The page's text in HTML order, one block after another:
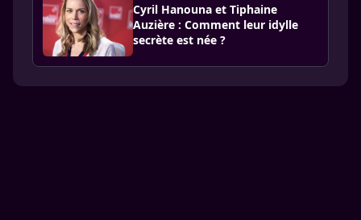
Cyril Hanouna et Tiphaine
Auzière : Comment leur idylle
secrète est née ?